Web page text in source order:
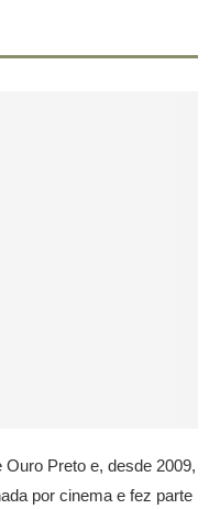
Preto e, desde 2009,
por cinema e fez parte